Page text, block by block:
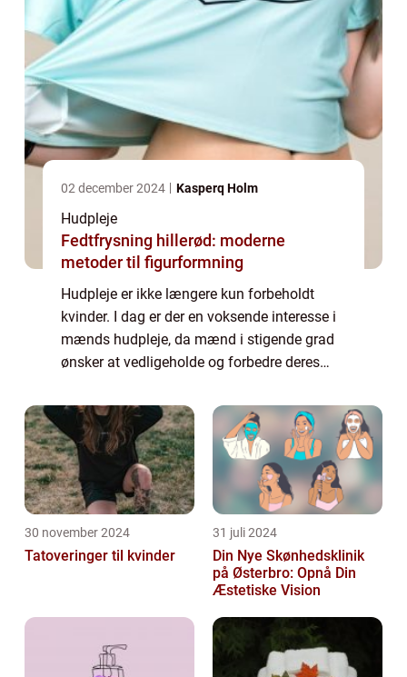
02 december 2024 Kasperq Holm
Hudpleje
Fedtfrysning hillerød: moderne
metoder til figurformning
Hudpleje er ikke længere kun forbeholdt
kvinder. I dag er der en voksende interesse i
mænds hudpleje, da mænd i stigende grad
ønsker at vedligeholde og forbedre deres
vigtigheden af hudpleje til mænd, se på
dens h...
30 november 2024
Tatoveringer til kvinder
31 juli 2024
Din Nye Skønhedsklinik
på Østerbro: Opnå Din
Æstetiske Vision